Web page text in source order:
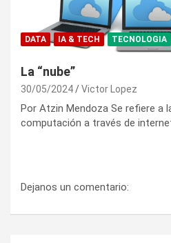
DATA IA & TECH TECNOLOGIA
La “nube”
30/05/2024 Victor Lopez
Por Atzin Mendoza Se refiere a
computación a través de
Dejanos un comentario: